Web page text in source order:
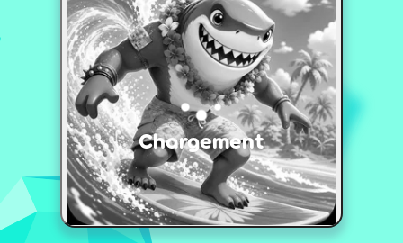
Chargement